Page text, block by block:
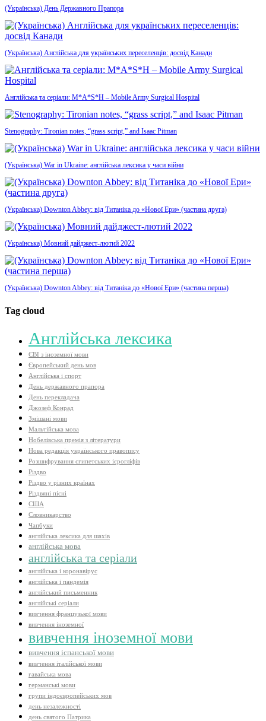
(Українська) День Державного Прапора
(Українська) Англійська для українських переселенців: досвід Канади
Англійська та серіали: M*A*S*H – Mobile Army Surgical Hospital
Stenography: Tironian notes, “grass script,” and Isaac Pitman
(Українська) War in Ukraine: англійська лексика у часи війни
(Українська) Downton Abbey: від Титаніка до «Нової Ери» (частина друга)
(Українська) Мовний дайджест-лютий 2022
(Українська) Downton Abbey: від Титаніка до «Нової Ери» (частина перша)
Tag cloud
Aнглійська лексика
ЄВІ з іноземної мови
Європейський день мов
Англійська і спорт
День державного прапора
День перекладача
Джозеф Конрад
Змішані мови
Мальтійська мова
Нобелівська премія з літератури
Нова редакція українського правопису
Розшифрування єгипетських ієрогліфів
Різдво
Різдво у різних країнах
Різдвяні пісні
США
Словникарство
Чапбуки
англійська лексика для шахів
англійська мова
англійська та серіали
англійська і коронавірус
англійська і пандемія
англійський письменник
англійські серіали
вивчення французької мови
вивчення іноземної
вивчення іноземної мови
вивчення іспанської мови
вивчення італійської мови
гавайська мова
германські мови
групи індоєвропейських мов
день незалежності
день святого Патрика